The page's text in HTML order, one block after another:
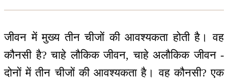
जीवन में मुख्य तीन चीजों की आवश्यकता होती है। वह
कौनसी है? चाहे लौकिक जीवन, चाहे अलौकिक जीवन -
दोनों में तीन चीजों की आवश्यकता है। वह कौनसी? एक